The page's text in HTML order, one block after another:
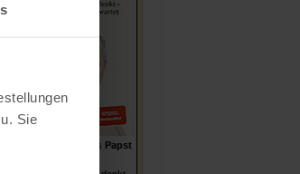
Sie
Stefan von Kempis Papst